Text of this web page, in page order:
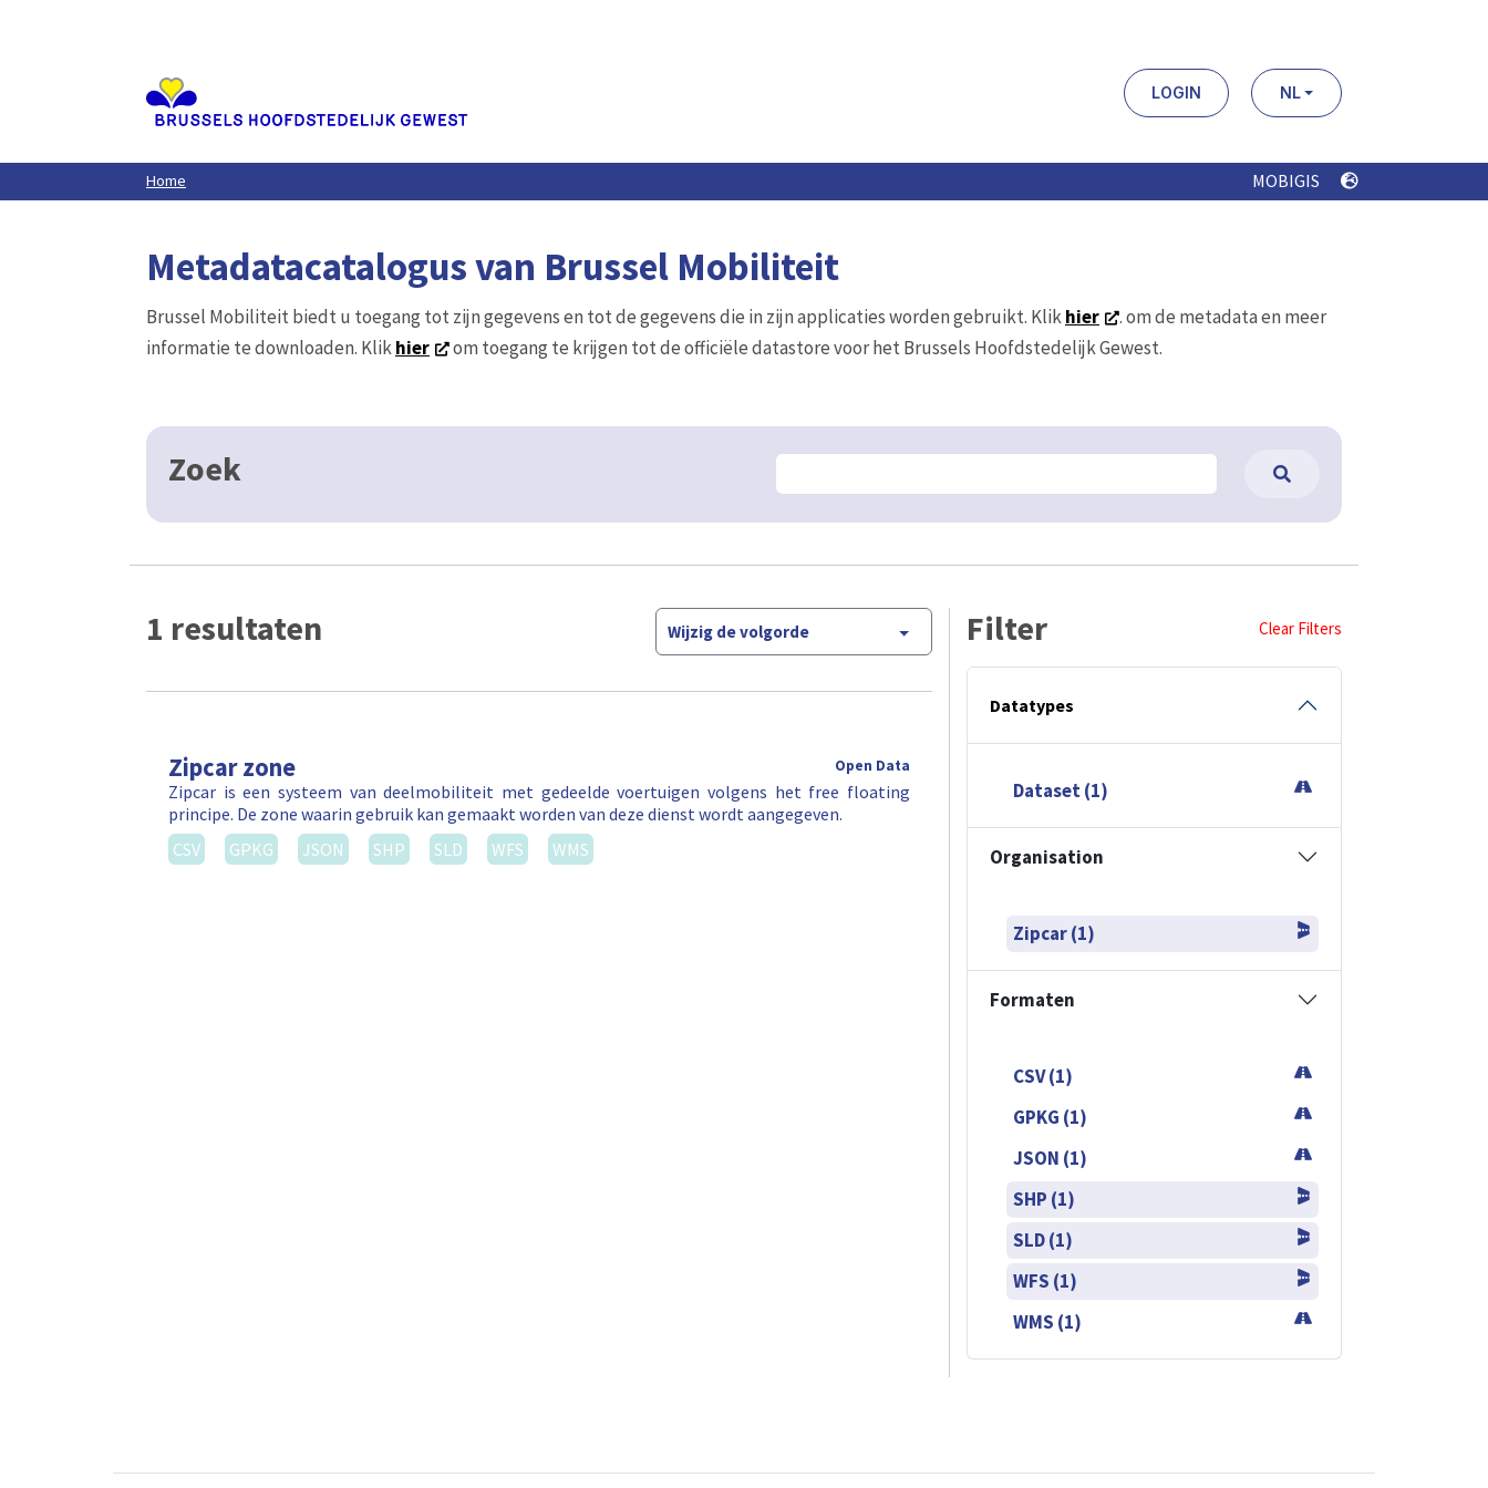
LOGIN NL
Home MOBIGIS
Metadatacatalogus van Brussel Mobiliteit
Brussel Mobiliteit biedt u toegang tot zijn gegevens en tot de gegevens die in zijn applicaties worden gebruikt. Klikhier
. om de metadata en meer
informatie te downloaden. Klikhier om toegang te krijgen tot de officiële datastore voor het Brussels Hoofdstedelijk Gewest.
Zoek
1 resultaten Wijzig de volgorde
Zipcar zone Open Data
Zipcar is een systeem van deelmobiliteit met gedeelde voertuigen volgens het free floating
principe. De zone waarin gebruik kan gemaakt worden van deze dienst wordt aangegeven.
CSV
GPKG JSON SHP SLD WFS WMS
Filter Clear Filters
Datatypes
Dataset (1)
Organisation
Zipcar (1)
Formaten
CSV (1)
GPKG (1)
JSON (1)
SHP (1)
SLD (1)
WFS (1)
WMS (1)